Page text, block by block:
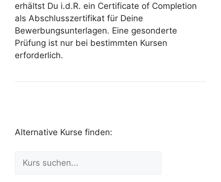
erhältst Du i.d.R. ein Certificate of Completion
als Abschlusszertifikat für Deine
Bewerbungsunterlagen. Eine gesonderte
Prüfung ist nur bei bestimmten Kursen
erforderlich.
Alternative Kurse finden: